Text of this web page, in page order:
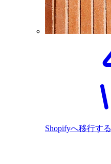
Shopifyへ移行する